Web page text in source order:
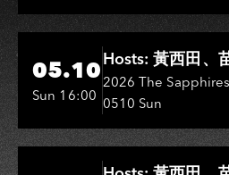
Hi-Ing Music Hall
05.10
Sun 16:00
Hosts: 黃西田、
Entertainers: 葉
敏、王彩樺、王
彬、邵大倫、曹
瑤
2026 The
0510 Sun
Hi-Ing Music Hall